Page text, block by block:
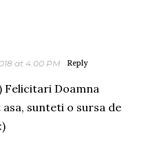
at 4:00 PM Reply
Felicitari Doamna
sunteti o sursa de